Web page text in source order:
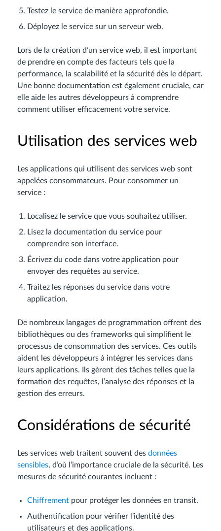
Testez le service de manière approfondie.
Déployez le service sur un serveur web.
Lors de la création d’un service web, il est important
de prendre en compte des facteurs tels que la
performance, la scalabilité et la sécurité dès le départ.
Une bonne documentation est également cruciale, car
elle aide les autres développeurs à comprendre
comment utiliser efficacement votre service.
Utilisation des services web
Les applications qui utilisent des services web sont
appelées consommateurs. Pour consommer un
service :
Localisez le service que vous souhaitez utiliser.
Lisez la documentation du service pour
comprendre son interface.
Écrivez du code dans votre application pour
envoyer des requêtes au service.
Traitez les réponses du service dans votre
application.
De nombreux langages de programmation offrent des
bibliothèques ou des frameworks qui simplifient le
processus de consommation des services. Ces outils
aident les développeurs à intégrer les services dans
leurs applications. Ils gèrent des tâches telles que la
formation des requêtes, l’analyse des réponses et la
gestion des erreurs.
Considérations de sécurité
Les services web traitent souvent des données
sensibles, d’où l’importance cruciale de la sécurité. Les
mesures de sécurité courantes incluent :
Chiffrement pour protéger les données en transit.
Authentification pour vérifier l’identité des
utilisateurs et des applications.